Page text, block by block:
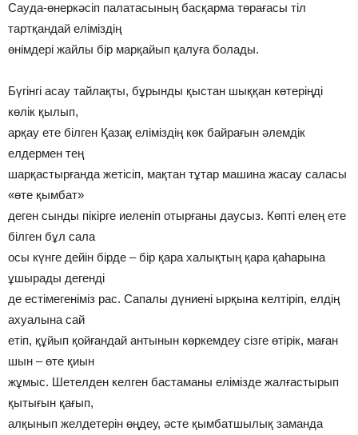
Сауда-өнеркәсіп палатасының басқарма төрағасы тіл
тартқандай еліміздің
өнімдері жайлы бір марқайып қалуға болады.
Бүгінгі асау тайлақты, бұрынды қыстан шыққан көтеріңді
көлік қылып,
арқау ете білген Қазақ еліміздің көк байрағын әлемдік
елдермен тең
шарқастырғанда жетісіп, мақтан тұтар машина жасау саласы
«өте қымбат»
деген сынды пікірге иеленіп отырғаны даусыз. Көпті елең ете
білген бұл сала
осы күнге дейін бірде – бір қара халықтың қара қаһарына
ұшырады дегенді
де естімегеніміз рас. Сапалы дүниені ырқына келтіріп, елдің
ахуалына сай
етіп, құйып қойғандай антынын көркемдеу сізге өтірік, маған
шын – өте қиын
жұмыс. Шетелден келген бастаманы елімізде жалғастырып
қытығын қағып,
алқынып желдетерін өңдеу, әсте қымбатшылық заманда